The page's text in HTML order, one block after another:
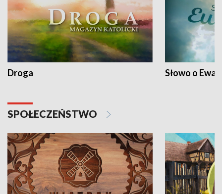
Droga Słowo o
SPOŁECZEŃSTWO